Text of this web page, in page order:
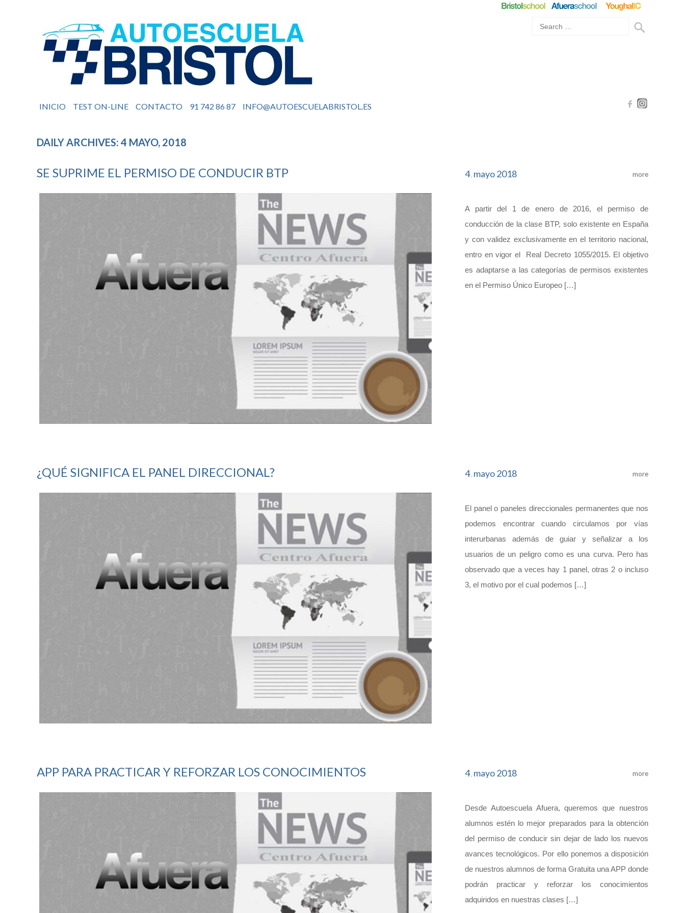
INICIO TEST ON-LINE CONTACTO 91 742 86 87 INFO@AUTOESCUELABRISTOL.ES
DAILY ARCHIVES: 4 MAYO, 2018
SE SUPRIME EL PERMISO DE CONDUCIR BTP 4 mayo2018
A partir del 1 de enero de 2016, el permiso de
conducción de la clase BTP, solo existente en España
y con validez exclusivamente en el territorio nacional,
entro en vigor el Real Decreto 1055/2015. El objetivo
es adaptarse a las categorías de permisos existentes
en el Permiso Único Europeo […]
more
¿QUÉ SIGNIFICA EL PANEL DIRECCIONAL? 4 mayo2018
El panel o paneles direccionales permanentes que nos
podemos encontrar cuando circulamos por vías
interurbanas además de guiar y señalizar a los
usuarios de un peligro como es una curva. Pero has
observado que a veces hay 1 panel, otras 2 o incluso
3, el motivo por el cual podemos […]
more
APP PARA PRACTICAR Y REFORZAR LOS CONOCIMIENTOS 4 mayo2018
Desde Autoescuela Afuera, queremos que nuestros
alumnos estén lo mejor preparados para la obtención
del permiso de conducir sin dejar de lado los nuevos
avances tecnológicos. Por ello ponemos a disposición
de nuestros alumnos de forma Gratuita una APP donde
podrán practicar y reforzar los conocimientos
adquiridos en nuestras clases […]
more